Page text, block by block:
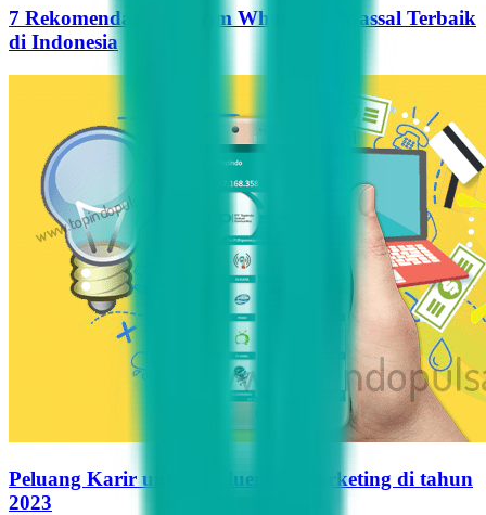
7 Rekomendasi Pengirim WhatsApp Massal Terbaik
di Indonesia
Peluang Karir untuk Influencer Marketing di tahun
2023